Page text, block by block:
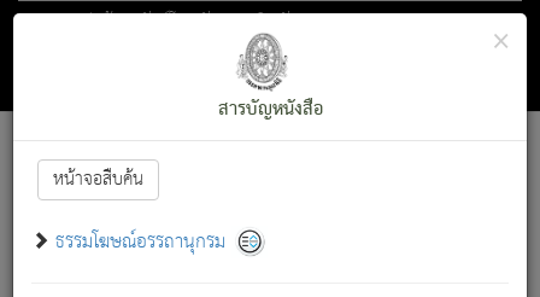
ตอน 1 ว่าด้วย สัตว์โลกกับจตุราริยสัจ
สารบัญ×
สารบัญหนังสือ
หน้าจอสืบค้น
ธรรมโฆษณ์อรรถานุกรม
Font :15 ]||
สัตว์โลกนี้ เกิดความเดือดร้อนแล้ว มีผัสสะบังหน้า